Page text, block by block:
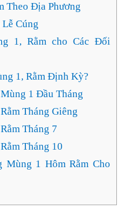
Theo Địa Phương
Cúng
1, Rằm cho Các Đối
1, Rằm Định Kỳ?
1 Đầu Tháng
Tháng Giêng
Tháng 7
Tháng 10
Mùng 1 Hôm Rằm Cho